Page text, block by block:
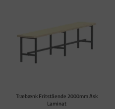
Træbænk Fritstående 2000mm Ask
Laminat